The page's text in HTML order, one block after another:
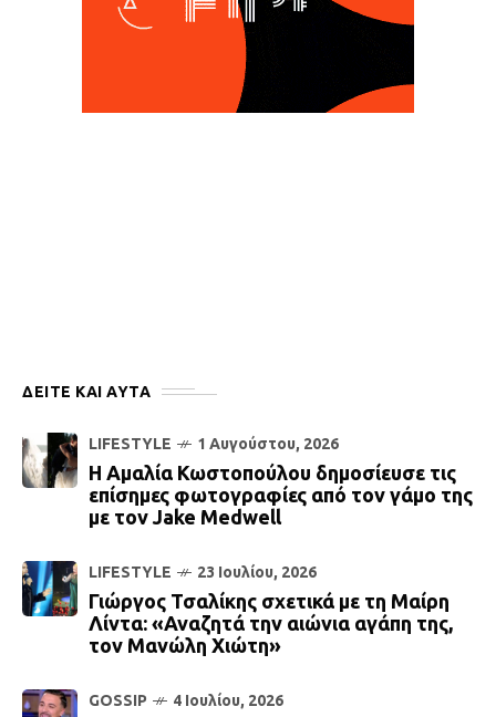
ΔΕΙΤΕ ΚΑΙ ΑΥΤΆ
LIFESTYLE 1 Αυγούστου, 2026
Η Αμαλία Κωστοπούλου δημοσίευσε τις
επίσημες φωτογραφίες από τον γάμο της
με τον Jake Medwell
LIFESTYLE 23 Ιουλίου, 2026
Γιώργος Τσαλίκης σχετικά με τη Μαίρη
Λίντα: «Αναζητά την αιώνια αγάπη της,
τον Μανώλη Χιώτη»
GOSSIP 4 Ιουλίου, 2026